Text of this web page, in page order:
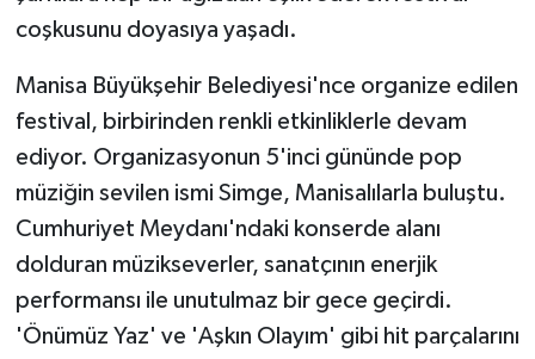
coşkusunu doyasıya yaşadı.
Manisa Büyükşehir Belediyesi'nce organize edilen
festival, birbirinden renkli etkinliklerle devam
ediyor. Organizasyonun 5'inci gününde pop
müziğin sevilen ismi Simge, Manisalılarla buluştu.
Cumhuriyet Meydanı'ndaki konserde alanı
dolduran müzikseverler, sanatçının enerjik
performansı ile unutulmaz bir gece geçirdi.
'Önümüz Yaz' ve 'Aşkın Olayım' gibi hit parçalarını